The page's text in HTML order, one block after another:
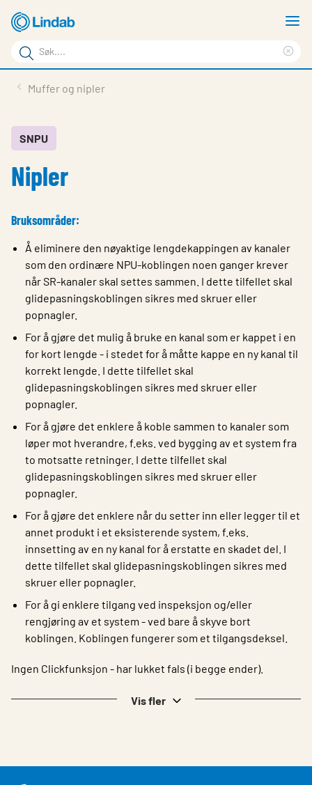
hovedinnhold
Søkeord
Søk
på
Last ned
Om Lindab
Kontakt oss
Logg inn
Choose languge
Norway
Muffer og nipler
SNPU
Nipler
Bruksområder:
Å eliminere den nøyaktige lengdekappingen av kanaler
som den ordinære NPU-koblingen noen ganger krever
når SR-kanaler skal settes sammen. I dette tilfellet skal
glidepasningskoblingen sikres med skruer eller
popnagler.
For å gjøre det mulig å bruke en kanal som er kappet i en
for kort lengde - i stedet for å måtte kappe en ny kanal til
korrekt lengde. I dette tilfellet skal
glidepasningskoblingen sikres med skruer eller
popnagler.
For å gjøre det enklere å koble sammen to kanaler som
løper mot hverandre, f.eks. ved bygging av et system fra
to motsatte retninger. I dette tilfellet skal
glidepasningskoblingen sikres med skruer eller
popnagler.
For å gjøre det enklere når du setter inn eller legger til et
annet produkt i et eksisterende system, f.eks.
innsetting av en ny kanal for å erstatte en skadet del. I
dette tilfellet skal glidepasningskoblingen sikres med
skruer eller popnagler.
For å gi enklere tilgang ved inspeksjon og/eller
rengjøring av et system - ved bare å skyve bort
koblingen. Koblingen fungerer som et tilgangsdeksel.
Ingen Clickfunksjon - har lukket fals (i begge ender).
Vis fler